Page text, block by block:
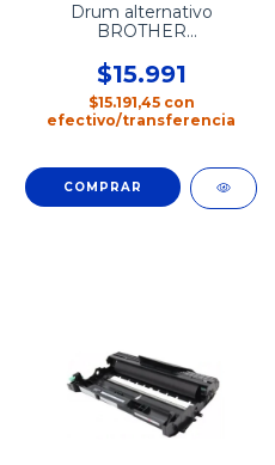
Drum alternativo
BROTHER
$15.991
$15.191,45 con
efectivo/transferencia